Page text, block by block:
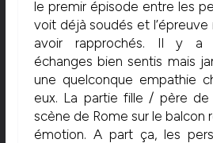
le premir épisode entre les
voit déjà soudés et
avoir rapprochés. Il y a
échanges bien sentis mais
une quelconque empathie
eux. La partie fille / père
scène de Rome sur le balcon
émotion. A part ça, les